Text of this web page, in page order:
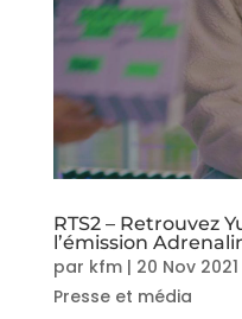
RTS2 – Retrouvez
l’émission
par kfm| 20 Nov 2021
Presse et média